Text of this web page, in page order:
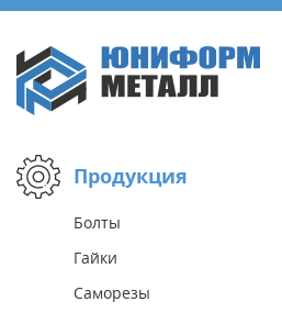
Продукция
Болты
Гайки
Саморезы